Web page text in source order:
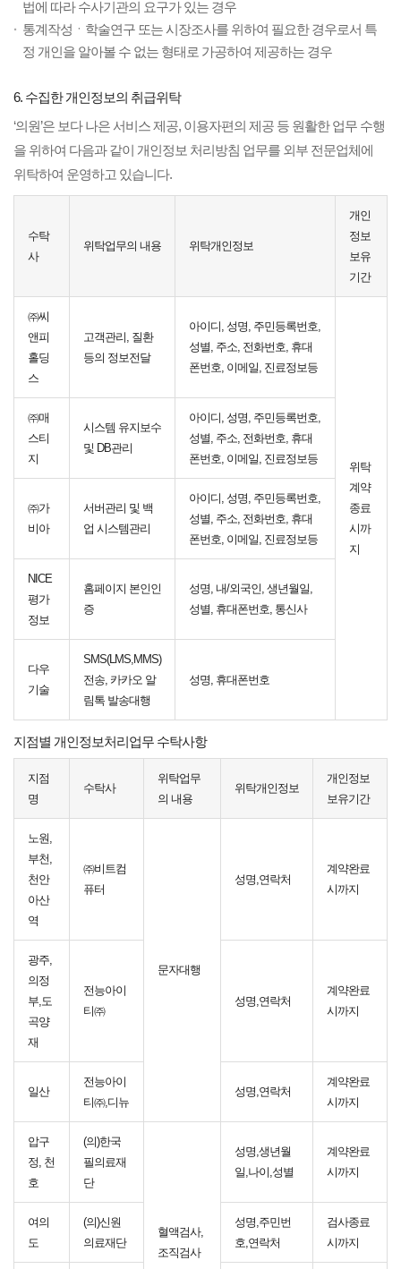
법에 따라 수사기관의 요구가 있는 경우
통계작성ㆍ학술연구 또는 시장조사를 위하여 필요한 경우로서 특
정 개인을 알아볼 수 없는 형태로 가공하여 제공하는 경우
6. 수집한 개인정보의 취급위탁
‘의원’은 보다 나은 서비스 제공, 이용자편의 제공 등 원활한 업무 수행
을 위하여 다음과 같이 개인정보 처리방침 업무를 외부 전문업체에
위탁하여 운영하고 있습니다.
수탁
사
위탁업무의 내용 위탁개인정보
개인
정보
보유
기간
㈜씨
앤피
홀딩
스
고객관리, 질환
등의 정보전달
아이디, 성명, 주민등록번호,
성별, 주소, 전화번호, 휴대
폰번호, 이메일, 진료정보등
위탁
계약
종료
시까
지
㈜매
스티
지
시스템 유지보수
및 DB관리
아이디, 성명, 주민등록번호,
성별, 주소, 전화번호, 휴대
폰번호, 이메일, 진료정보등
㈜가
비아
서버관리 및 백
업 시스템관리
아이디, 성명, 주민등록번호,
성별, 주소, 전화번호, 휴대
폰번호, 이메일, 진료정보등
NICE
평가
정보
홈페이지 본인인
증
성명, 내/외국인, 생년월일,
성별, 휴대폰번호, 통신사
다우
기술
SMS(LMS,MMS)
전송, 카카오 알
림톡 발송대행
성명, 휴대폰번호
지점별 개인정보처리업무 수탁사항
지점
명
수탁사
위탁업무
의 내용
위탁개인정보
개인정보
보유기간
노원,
부천,
천안
아산
역
㈜비트컴
퓨터
문자대행
성명,연락처
계약완료
시까지
광주,
의정
부,도
곡양
재
전능아이
티㈜
성명,연락처
계약완료
시까지
일산
전능아이
티㈜,디뉴
성명,연락처
계약완료
시까지
압구
정, 천
호
(의)한국
필의료재
단
혈액검사,
조직검사
성명,생년월
일,나이,성별
계약완료
시까지
여의
도
(의)신원
의료재단
성명,주민번
호,연락처
검사종료
시까지